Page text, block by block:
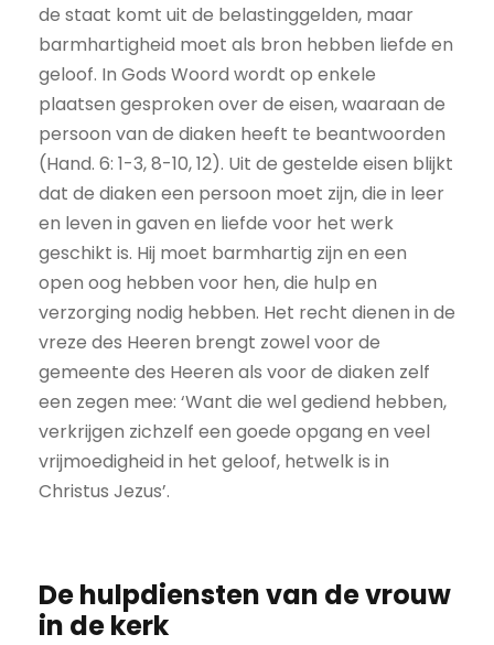
de staat komt uit de belastinggelden, maar
barmhartigheid moet als bron hebben liefde en
geloof. In Gods Woord wordt op enkele
plaatsen gesproken over de eisen, waaraan de
persoon van de diaken heeft te beantwoorden
(Hand. 6: 1-3, 8-10, 12). Uit de gestelde eisen blijkt
dat de diaken een persoon moet zijn, die in leer
en leven in gaven en liefde voor het werk
geschikt is. Hij moet barmhartig zijn en een
open oog hebben voor hen, die hulp en
verzorging nodig hebben. Het recht dienen in de
vreze des Heeren brengt zowel voor de
gemeente des Heeren als voor de diaken zelf
een zegen mee: ‘Want die wel gediend hebben,
verkrijgen zichzelf een goede opgang en veel
vrijmoedigheid in het geloof, hetwelk is in
Christus Jezus’.
De hulpdiensten van de vrouw
in de kerk